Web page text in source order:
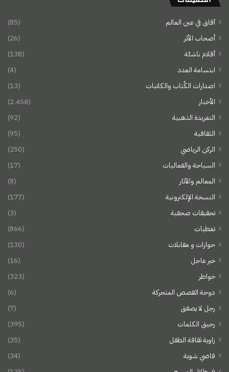
آفاق في عين العالم
(85)
أصحاب الأثر
(26)
أقلام ناشئة
(138)
ابتسامة العدد
(4)
اصدارات الكُتاب والكاتبات
(13)
الأخبار
(2٬458)
التغريدة الذهبية
(92)
الثقافية
(95)
الركن الرياضي
(250)
السياحة والفعاليات
(17)
المعالم والآثار
(8)
النسخة الإلكترونية
(177)
تحقيقات صحفية
(3)
تغطيات
(866)
حوارات و مقابلات
(130)
خبر عاجل
(16)
خواطر
(323)
دوحة القصص المتحركة
(6)
رجل لا يصفق
(7)
رحيق الكلمات
(395)
زاوية ثقافة الطفل
(35)
فاضي شوية
(34)